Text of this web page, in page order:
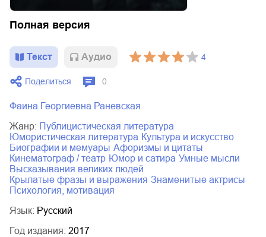
Полная версия
Текст Aудио 4
Поделиться 0
Фаина Георгиевна Раневская
Жанр:
публицистическая литература
юмористическая литература
культура и искусство
биографии и мемуары
афоризмы и цитаты
кинематограф / театр
юмор и сатира
умные мысли
высказывания великих людей
крылатые фразы и выражения
знаменитые актрисы
психология, мотивация
Язык: Русский
Год издания: 2017